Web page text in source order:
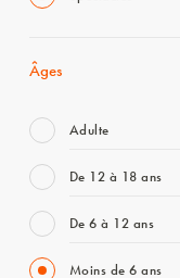
Âges
Adulte
De 12 à 18 ans
De 6 à 12 ans
Moins de 6 ans